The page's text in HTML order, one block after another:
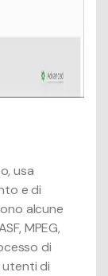
usa
e di
alcune
MPEG,
di
utenti di